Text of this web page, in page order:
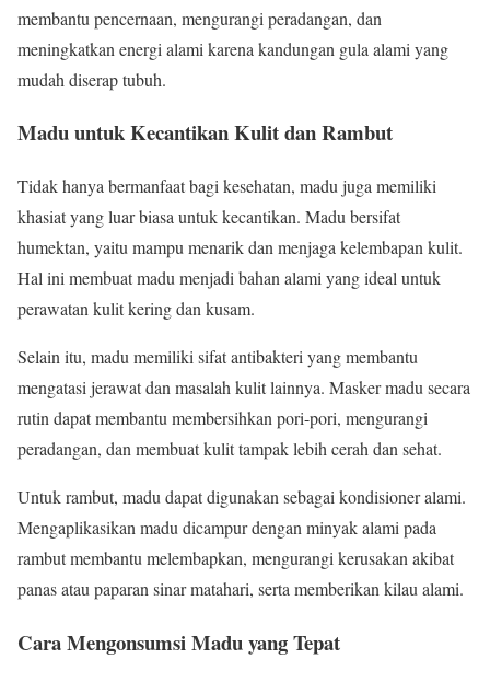
membantu pencernaan, mengurangi peradangan, dan
meningkatkan energi alami karena kandungan gula alami yang
mudah diserap tubuh.
Madu untuk Kecantikan Kulit dan Rambut
Tidak hanya bermanfaat bagi kesehatan, madu juga memiliki
khasiat yang luar biasa untuk kecantikan. Madu bersifat
humektan, yaitu mampu menarik dan menjaga kelembapan kulit.
Hal ini membuat madu menjadi bahan alami yang ideal untuk
perawatan kulit kering dan kusam.
Selain itu, madu memiliki sifat antibakteri yang membantu
mengatasi jerawat dan masalah kulit lainnya. Masker madu secara
rutin dapat membantu membersihkan pori-pori, mengurangi
peradangan, dan membuat kulit tampak lebih cerah dan sehat.
Untuk rambut, madu dapat digunakan sebagai kondisioner alami.
Mengaplikasikan madu dicampur dengan minyak alami pada
rambut membantu melembapkan, mengurangi kerusakan akibat
panas atau paparan sinar matahari, serta memberikan kilau alami.
Cara Mengonsumsi Madu yang Tepat